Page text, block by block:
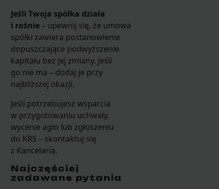
Jeśli Twoja spółka działa
i rośnie– upewnij się, że umowa
spółki zawiera postanowienie
dopuszczające podwyższenie
kapitału bez jej zmiany. Jeśli
go nie ma – dodaj je przy
najbliższej okazji.
Jeśli potrzebujesz wsparcia
w przygotowaniu uchwały,
wycenie agio lub zgłoszeniu
do KRS – skontaktuj się
z Kancelarią.
Najczęściej
zadawane pytania